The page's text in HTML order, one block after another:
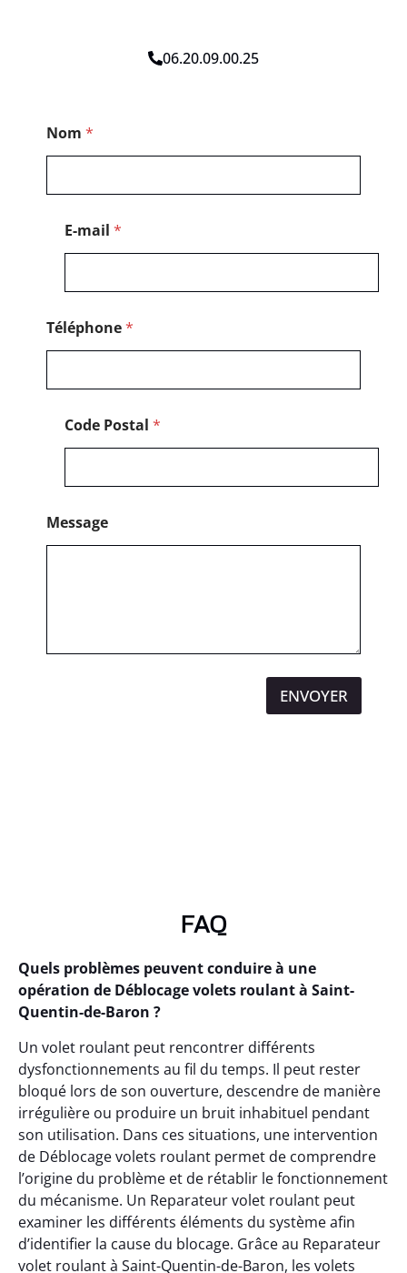
06.20.09.00.25
Nom *
E-mail *
Téléphone*
Code Postal *
Message
ENVOYER
FAQ
Quels problèmes peuvent conduire à une
opération de Déblocage volets roulant à Saint-
Quentin-de-Baron ?
Un volet roulant peut rencontrer différents
dysfonctionnements au fil du temps. Il peut rester
bloqué lors de son ouverture, descendre de manière
irrégulière ou produire un bruit inhabituel pendant
son utilisation. Dans ces situations, une intervention
de Déblocage volets roulant permet de comprendre
l’origine du problème et de rétablir le fonctionnement
du mécanisme. Un Reparateur volet roulant peut
examiner les différents éléments du système afin
d’identifier la cause du blocage. Grâce au Reparateur
volet roulant à Saint-Quentin-de-Baron, les volets